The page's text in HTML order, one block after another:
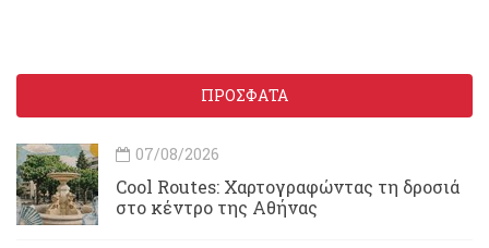
ΠΡΟΣΦΑΤΑ
07/08/2026
Cool Routes: Χαρτογραφώντας τη δροσιά
στο κέντρο της Αθήνας